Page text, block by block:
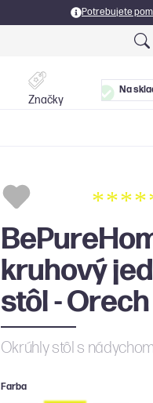
Potrebujete
Doplnky
Značky
Na
kruhový
stôl - Orech
Okrúhly stôl s
Farba